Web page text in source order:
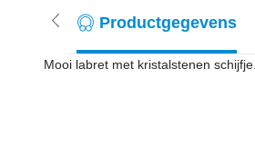
Productgegevens
Mooi labret met kristalstenen